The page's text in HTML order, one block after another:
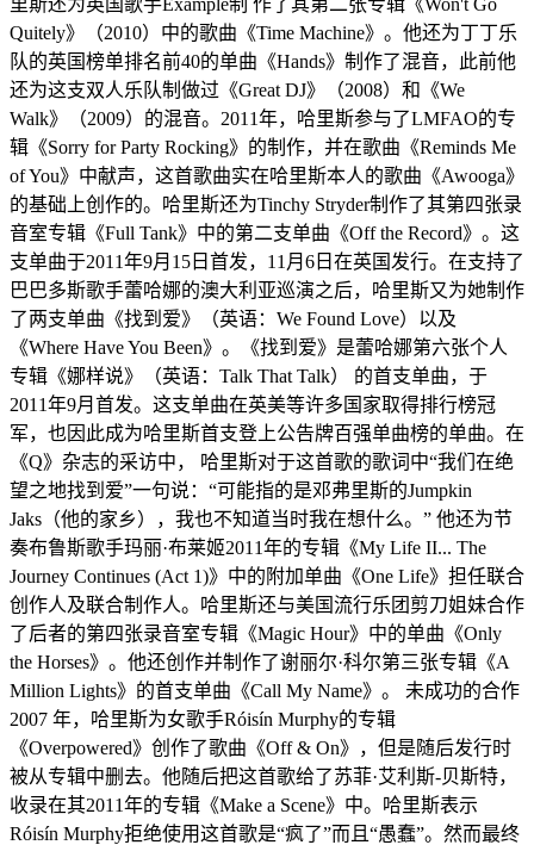
Quitely》（2010）中的歌曲《Time Machine》。他还为丁丁乐
队的英国榜单排名前40的单曲《Hands》制作了混音，此前他
还为这支双人乐队制做过《Great DJ》（2008）和《We
Walk》（2009）的混音。2011年，哈里斯参与了LMFAO的专
辑《Sorry for Party Rocking》的制作，并在歌曲《Reminds Me
of You》中献声，这首歌曲实在哈里斯本人的歌曲《Awooga》
的基础上创作的。哈里斯还为Tinchy Stryder制作了其第四张录
音室专辑《Full Tank》中的第二支单曲《Off the Record》。这
支单曲于2011年9月15日首发，11月6日在英国发行。在支持了
巴巴多斯歌手蕾哈娜的澳大利亚巡演之后，哈里斯又为她制作
了两支单曲《找到爱》（英语：We Found Love）以及
《Where Have You Been》。《找到爱》是蕾哈娜第六张个人
专辑《娜样说》（英语：Talk That Talk） 的首支单曲，于
2011年9月首发。这支单曲在英美等许多国家取得排行榜冠
军，也因此成为哈里斯首支登上公告牌百强单曲榜的单曲。在
《Q》杂志的采访中， 哈里斯对于这首歌的歌词中“我们在绝
望之地找到爱”一句说：“可能指的是邓弗里斯的Jumpkin
Jaks（他的家乡），我也不知道当时我在想什么。” 他还为节
奏布鲁斯歌手玛丽·布莱姬2011年的专辑《My Life II... The
Journey Continues (Act 1)》中的附加单曲《One Life》担任联合
创作人及联合制作人。哈里斯还与美国流行乐团剪刀姐妹合作
了后者的第四张录音室专辑《Magic Hour》中的单曲《Only
the Horses》。他还创作并制作了谢丽尔·科尔第三张专辑《A
Million Lights》的首支单曲《Call My Name》。 未成功的合作
2007 年，哈里斯为女歌手Róisín Murphy的专辑
《Overpowered》创作了歌曲《Off & On》，但是随后发行时
被从专辑中删去。他随后把这首歌给了苏菲·艾利斯-贝斯特，
收录在其2011年的专辑《Make a Scene》中。哈里斯表示
Róisín Murphy拒绝使用这首歌是“疯了”而且“愚蠢”。然而最终